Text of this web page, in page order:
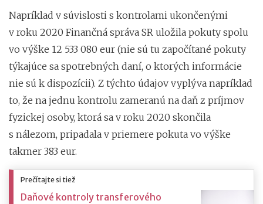
Napríklad v súvislosti s kontrolami ukončenými
v roku 2020 Finančná správa SR uložila pokuty spolu
vo výške 12 533 080 eur (nie sú tu započítané pokuty
týkajúce sa spotrebných daní, o ktorých informácie
nie sú k dispozícii). Z týchto údajov vyplýva napríklad
to, že na jednu kontrolu zameranú na daň z príjmov
fyzickej osoby, ktorá sa v roku 2020 skončila
s nálezom, pripadala v priemere pokuta vo výške
takmer 383 eur.
Prečítajte si tiež
Daňové kontroly transferového